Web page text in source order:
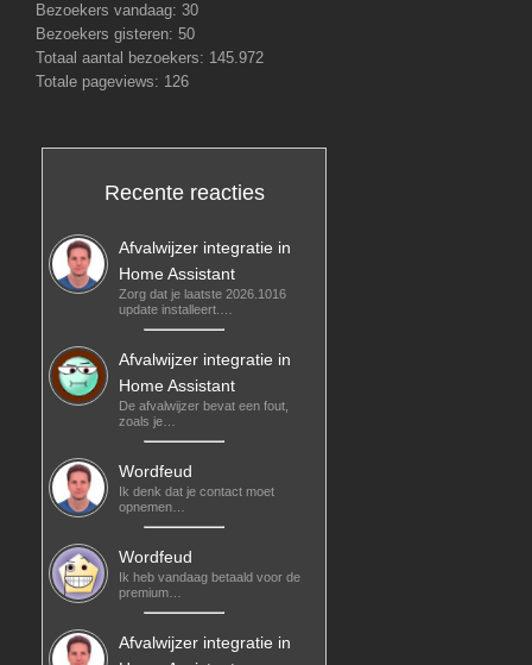
Bezoekers vandaag: 30
Bezoekers gisteren: 50
Totaal aantal bezoekers: 145.972
Totale pageviews: 126
Recente reacties
Afvalwijzer integratie in
Home Assistant
Zorg dat je laatste 2026.1016
update installeert.…
Afvalwijzer integratie in
Home Assistant
De afvalwijzer bevat een fout,
zoals je…
Wordfeud
Ik denk dat je contact moet
opnemen…
Wordfeud
Ik heb vandaag betaald voor de
premium…
Afvalwijzer integratie in